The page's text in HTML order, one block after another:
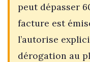
peut dépasser
facture est
l’autorise
dérogation au